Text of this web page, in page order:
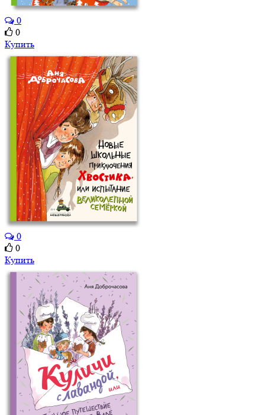
0
0
Купить
0
0
Купить